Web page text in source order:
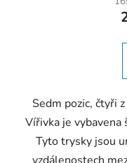
Sedm pozic, čtyři
Vířivka je vybavena
Tyto trysky jsou